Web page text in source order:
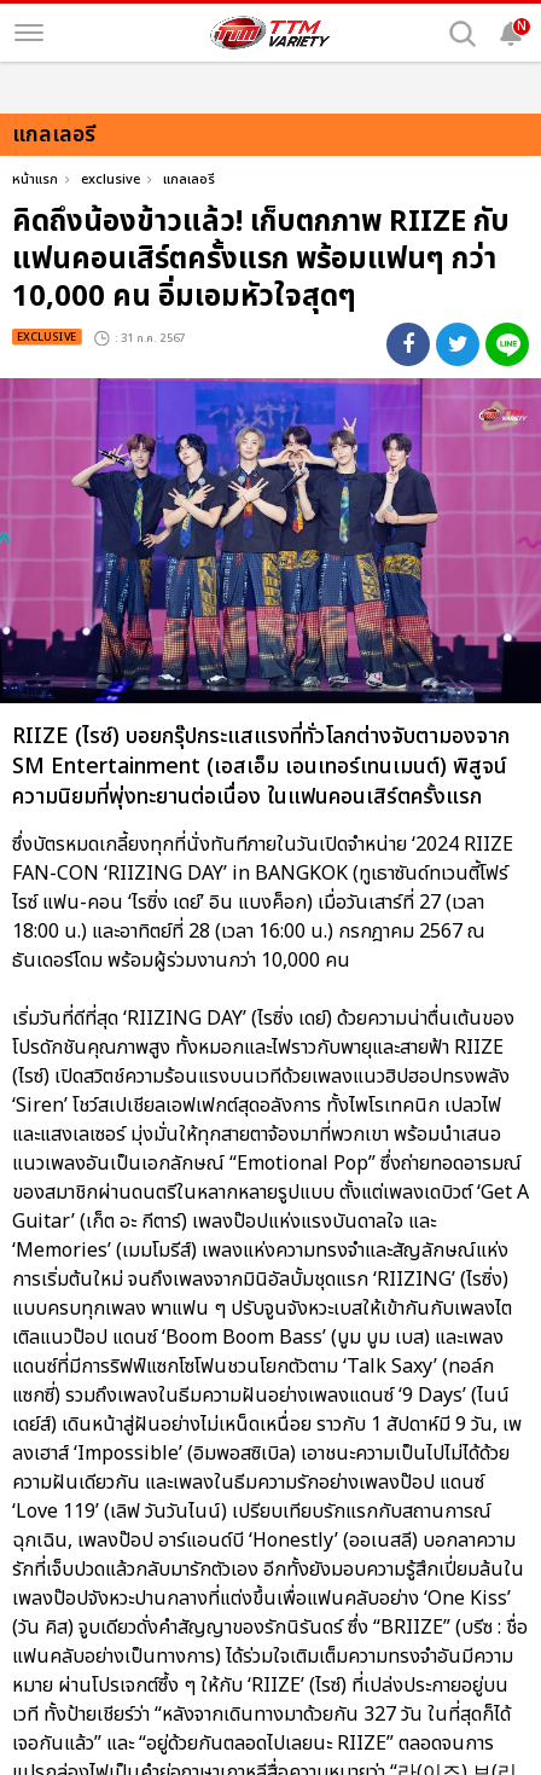
N
แกลเลอรี
หน้าแรก exclusive แกลเลอรี
คิดถึงน้องข้าวแล้ว! เก็บตกภาพ RIIZE กับ
แฟนคอนเสิร์ตครั้งแรก พร้อมแฟนๆ กว่า
10,000 คน อิ่มเอมหัวใจสุดๆ
EXCLUSIVE : 31 ก.ค. 2567
RIIZE (ไรซ์) บอยกรุ๊ปกระแสแรงที่ทั่วโลกต่างจับตามองจาก
SM Entertainment (เอสเอ็ม เอนเทอร์เทนเมนต์) พิสูจน์
ความนิยมที่พุ่งทะยานต่อเนื่อง ในแฟนคอนเสิร์ตครั้งแรก
ซึ่งบัตรหมดเกลี้ยงทุกที่นั่งทันทีภายในวันเปิดจำหน่าย ‘2024 RIIZE
FAN-CON ‘RIIZING DAY’ in BANGKOK (ทูเธาซันด์ทเวนตี้โฟร์
ไรซ์ แฟน-คอน ‘ไรซิ่ง เดย์’ อิน แบงค็อก) เมื่อวันเสาร์ที่ 27 (เวลา
18:00 น.) และอาทิตย์ที่ 28 (เวลา 16:00 น.) กรกฎาคม 2567 ณ
ธันเดอร์โดม พร้อมผู้ร่วมงานกว่า 10,000 คน
เริ่มวันที่ดีที่สุด ‘RIIZING DAY’ (ไรซิ่ง เดย์) ด้วยความน่าตื่นเต้นของ
โปรดักชันคุณภาพสูง ทั้งหมอกและไฟราวกับพายุและสายฟ้า RIIZE
(ไรซ์) เปิดสวิตช์ความร้อนแรงบนเวทีด้วยเพลงแนวฮิปฮอปทรงพลัง
‘Siren’ โชว์สเปเชียลเอฟเฟกต์สุดอลังการ ทั้งไพโรเทคนิก เปลวไฟ
และแสงเลเซอร์ มุ่งมั่นให้ทุกสายตาจ้องมาที่พวกเขา พร้อมนำเสนอ
แนวเพลงอันเป็นเอกลักษณ์ “Emotional Pop” ซึ่งถ่ายทอดอารมณ์
ของสมาชิกผ่านดนตรีในหลากหลายรูปแบบ ตั้งแต่เพลงเดบิวต์ ‘Get A
Guitar’ (เก็ต อะ กีตาร์) เพลงป๊อปแห่งแรงบันดาลใจ และ
‘Memories’ (เมมโมรีส์) เพลงแห่งความทรงจำและสัญลักษณ์แห่ง
การเริ่มต้นใหม่ จนถึงเพลงจากมินิอัลบั้มชุดแรก ‘RIIZING’ (ไรซิ่ง)
แบบครบทุกเพลง พาแฟน ๆ ปรับจูนจังหวะเบสให้เข้ากันกับเพลงไต
เติลแนวป๊อป แดนซ์ ‘Boom Boom Bass’ (บูม บูม เบส) และเพลง
แดนซ์ที่มีการริฟฟ์แซกโซโฟนชวนโยกตัวตาม ‘Talk Saxy’ (ทอล์ก
แซกซี่) รวมถึงเพลงในธีมความฝันอย่างเพลงแดนซ์ ‘9 Days’ (ไนน์
เดย์ส์) เดินหน้าสู่ฝันอย่างไม่เหน็ดเหนื่อย ราวกับ 1 สัปดาห์มี 9 วัน, เพ
ลงเฮาส์ ‘Impossible’ (อิมพอสซิเบิล) เอาชนะความเป็นไปไม่ได้ด้วย
ความฝันเดียวกัน และเพลงในธีมความรักอย่างเพลงป๊อป แดนซ์
‘Love 119’ (เลิฟ วันวันไนน์) เปรียบเทียบรักแรกกับสถานการณ์
ฉุกเฉิน, เพลงป๊อป อาร์แอนด์บี ‘Honestly’ (ออเนสลี) บอกลาความ
รักที่เจ็บปวดแล้วกลับมารักตัวเอง อีกทั้งยังมอบความรู้สึกเปี่ยมล้นใน
เพลงป๊อปจังหวะปานกลางที่แต่งขึ้นเพื่อแฟนคลับอย่าง ‘One Kiss’
(วัน คิส) จูบเดียวดั่งคำสัญญาของรักนิรันดร์ ซึ่ง “BRIIZE” (บรีซ : ชื่อ
แฟนคลับอย่างเป็นทางการ) ได้ร่วมใจเติมเต็มความทรงจำอันมีความ
หมาย ผ่านโปรเจกต์ซึ้ง ๆ ให้กับ ‘RIIZE’ (ไรซ์) ที่เปล่งประกายอยู่บน
เวที ทั้งป้ายเชียร์ว่า “หลังจากเดินทางมาด้วยกัน 327 วัน ในที่สุดก็ได้
เจอกันแล้ว” และ “อยู่ด้วยกันตลอดไปเลยนะ RIIZE” ตลอดจนการ